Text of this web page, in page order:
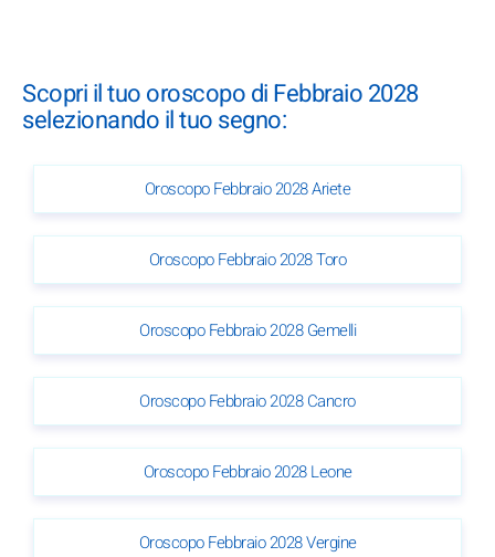
Scopri il tuo oroscopo di Febbraio 2028
selezionando il tuo segno:
Oroscopo Febbraio 2028 Ariete
Oroscopo Febbraio 2028 Toro
Oroscopo Febbraio 2028 Gemelli
Oroscopo Febbraio 2028 Cancro
Oroscopo Febbraio 2028 Leone
Oroscopo Febbraio 2028 Vergine